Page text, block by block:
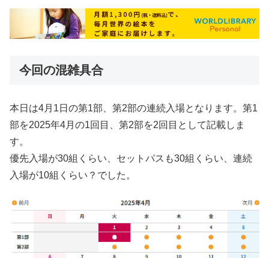
今回の混雑具合
本日は4月1日の第1部、第2部の連続入場となります。第1
部を2025年4月の1回目、第2部を2回目として記載しま
す。
優先入場が30組くらい、セットパスも30組くらい、連続
入場が10組くらい？でした。